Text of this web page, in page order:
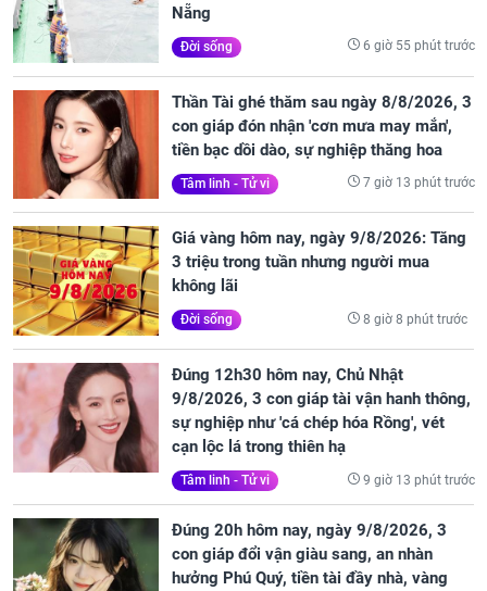
Nẵng
Đời sống 6 giờ 55 phút trước
Thần Tài ghé thăm sau ngày 8/8/2026, 3
con giáp đón nhận 'cơn mưa may mắn',
tiền bạc dồi dào, sự nghiệp thăng hoa
Tâm linh - Tử vi 7 giờ 13 phút trước
Giá vàng hôm nay, ngày 9/8/2026: Tăng
3 triệu trong tuần nhưng người mua
không lãi
Đời sống 8 giờ 8 phút trước
Đúng 12h30 hôm nay, Chủ Nhật
9/8/2026, 3 con giáp tài vận hanh thông,
sự nghiệp như 'cá chép hóa Rồng', vét
cạn lộc lá trong thiên hạ
Tâm linh - Tử vi 9 giờ 13 phút trước
Đúng 20h hôm nay, ngày 9/8/2026, 3
con giáp đổi vận giàu sang, an nhàn
hưởng Phú Quý, tiền tài đầy nhà, vàng